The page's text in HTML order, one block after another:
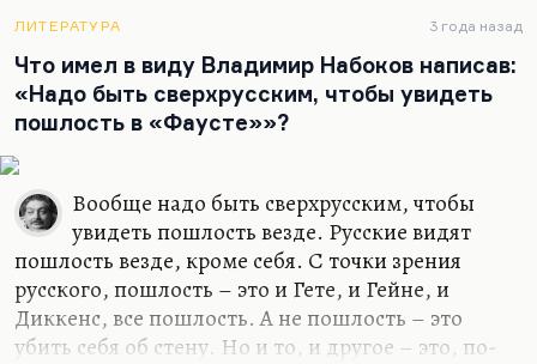
антропологического разлома. Чуковский – это
интеллигенция в первом поколении. Причем это
человек, который от поколения своих предков, от
людей физического труда и довольно мрачного
опыта взял невероятную живучесть и физическую
силу. Если бы он не умер от желтухи,
зараженный в плохой больнице или плохой
медсестрой, он бы сто лет прожил…
ЛИТЕРАТУРА 3 года назад
Что имел в виду Владимир Набоков написав:
«Надо быть сверхрусским, чтобы увидеть
пошлость в «Фаусте»»?
Вообще надо быть сверхрусским, чтобы
увидеть пошлость везде. Русские видят
пошлость везде, кроме себя. С точки зрения
русского, пошлость – это и Гете, и Гейне, и
Диккенс, все пошлость. А не пошлость – это
убить себя об стену. Но и то, и другое – это, по-